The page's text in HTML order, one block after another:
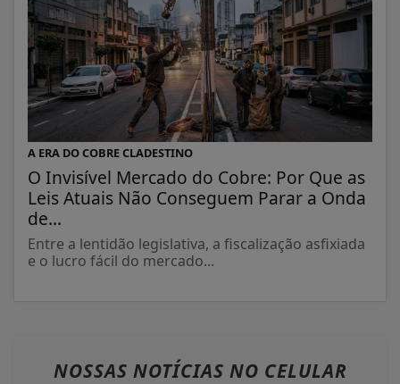
A ERA DO COBRE CLADESTINO
O Invisível Mercado do Cobre: Por Que as
Leis Atuais Não Conseguem Parar a Onda
de...
Entre a lentidão legislativa, a fiscalização asfixiada
e o lucro fácil do mercado...
NOSSAS NOTÍCIAS NO CELULAR